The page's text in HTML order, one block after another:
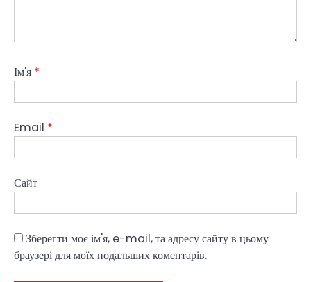
Ім'я *
Email *
Сайт
Зберегти моє ім'я, e-mail, та адресу сайту в цьому
браузері для моїх подальших коментарів.